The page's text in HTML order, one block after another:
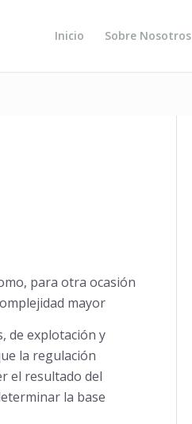
Inicio Sobre Nosotros
para otra ocasión
mayor
de explotación y
la regulación
el resultado del
la base